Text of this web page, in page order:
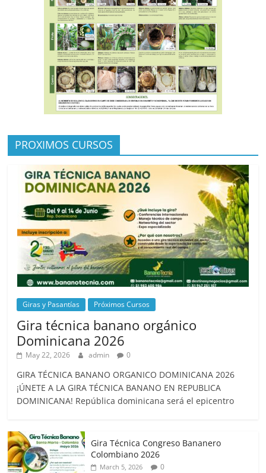
PROXIMOS CURSOS
Giras y Pasantías Próximos Cursos
Gira técnica banano orgánico
Dominicana 2026
May 22, 2026 admin 0
GIRA TÉCNICA BANANO ORGANICO DOMINICANA 2026
¡ÚNETE A LA GIRA TÉCNICA BANANO EN REPUBLICA
DOMINICANA! República dominicana será el epicentro
Gira Técnica Congreso Bananero
Colombiano 2026
March 5, 2026 0